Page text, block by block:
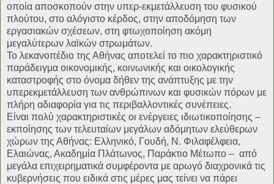
οποία αποσκοπούν στην υπερ-εκμετάλλευση του φυσικού
πλούτου, στο αλόγιστο κέρδος, στην αποδόμηση των
εργασιακών σχέσεων, στη φτωχοποίηση ακόμη
μεγαλύτερων λαϊκών στρωμάτων.
Το λεκανοπέδιο της Αθήνας αποτελεί το πιο χαρακτηριστικό
παράδειγμα οικονομικής, κοινωνικής και οικολογικής
καταστροφής στο όνομα δήθεν της ανάπτυξης με την
υπερεκμετάλλευση των ανθρώπινων και φυσικών πόρων με
πλήρη αδιαφορία για τις περιβαλλοντικές συνέπειες.
Είναι πολύ χαρακτηριστικές οι ενέργειες ιδιωτικοποίησης –
εκποίησης των τελευταίων μεγάλων αδόμητων ελεύθερων
χώρων της Αθήνας: Ελληνικό, Γουδή, Ν. Φιλαφέλφεια,
Ελαιώνας, Ακαδημία Πλάτωνος, Παράκτιο Μέτωπο – από
μεγάλα επιχειρηματικά συμφέροντα με αρωγό διαχρονικά τις
κυβερνήσεις που ειδικά στις μέρες μας τείνει να πάρει